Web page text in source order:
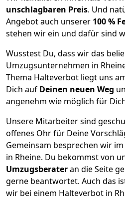
unschlagbaren Preis. Und
Angebot auch unserer 100 %
stehen wir ein und dafür sind
Wusstest Du, dass wir das
Umzugsunternehmen in
Thema Halteverbot liegt uns
Dich auf Deinen neuen Weg
angenehm wie möglich für
Unsere Mitarbeiter sind
offenes Ohr für Deine
Gemeinsam besprechen wir
in Rheine. Du bekommst von
Umzugsberateran die Seite
gerne beantwortet. Auch das
wir bei einem Halteverbot in